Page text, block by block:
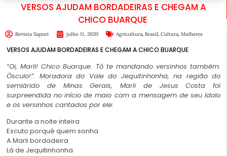
VERSOS AJUDAM BORDADEIRAS E CHEGAM A
CHICO BUARQUE
Revista Xapuri julho 11, 2020 Agricultura, Brasil, Cultura, Mulheres
VERSOS AJUDAM BORDADEIRAS E CHEGAM A CHICO BUARQUE
“Oi, Marli! Chico Buarque. Tô te mandando versinhos também.
Ósculo!”. Moradora do Vale do Jequitinhonha, na região do
semiárido de Minas Gerais, Marli de Jesus Costa foi
surpreendida no início de maio com a mensagem de seu ídolo
e os versinhos cantados por ele:
Durante a noite inteira
Escuto porquê quem sonha
A Marli bordadeira
Lá de Jequitinhonha